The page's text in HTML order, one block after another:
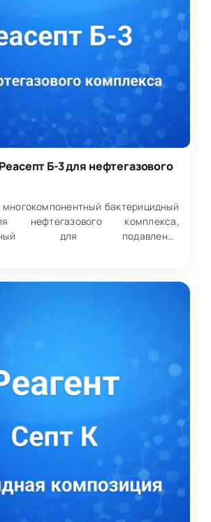
Б-3 для нефтегазового
бактерицидный
нефтегазового комплекса,
для подавления